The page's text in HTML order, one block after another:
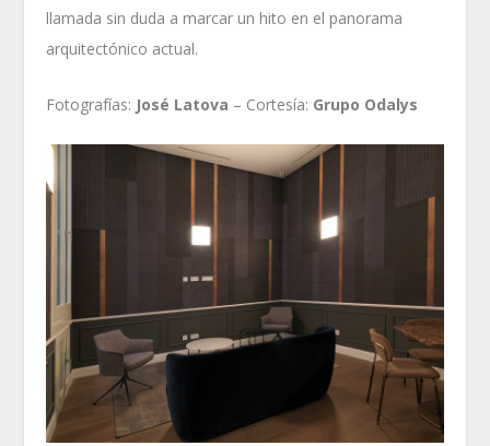
llamada sin duda a marcar un hito en el panorama
arquitectónico actual.
Fotografías: José Latova – Cortesía: Grupo Odalys